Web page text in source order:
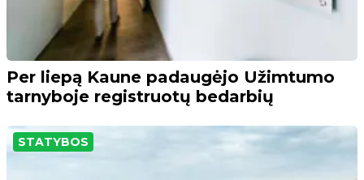
Per liepą Kaune padaugėjo Užimtumo
tarnyboje registruotų bedarbių
STATYBOS